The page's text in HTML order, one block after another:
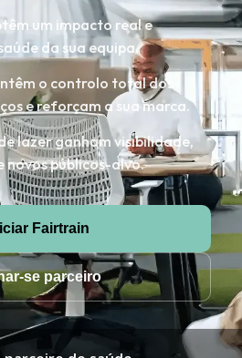
um impacto real e
da sua equipa.
o controlo total dos
e reforçam a sua marca.
lazer ganham visibilidade,
novos públicos-alvo.
Fairtrain
se parceiro